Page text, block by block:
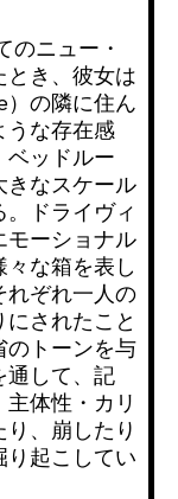
ニュー・
とき、彼女は
の隣に住ん
うな存在感
ベッドルー
きなスケール
。ドライヴィ
モーショナル
な箱を表し
れぞれ一人の
にされたこと
のトーンを与
通して、記
主体性・カリ
、 崩したり
り起こしてい